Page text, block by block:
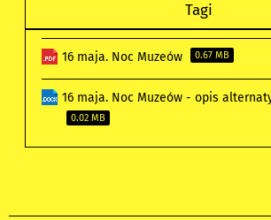
Tagi
16 maja. Noc Muzeów 0.67 MB
16 maja. Noc Muzeów - opis
0.02 MB